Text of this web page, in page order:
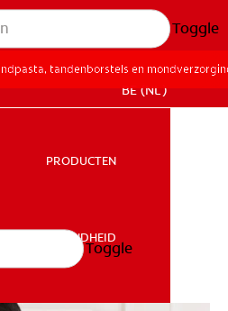
Toggle
MONDGEZONDHEID
BE (NL)
PRODUCTEN
MONDGEZONDHEID
Toggle
tandenborstels en
poetsen